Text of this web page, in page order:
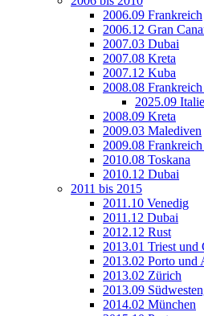
2006.09 Frankreich
2006.12 Gran
2007.03 Dubai
2007.08 Kreta
2007.12 Kuba
2008.08
2025.09
2008.09 Kreta
2009.03 Malediven
2009.08
2010.08 Toskana
2010.12 Dubai
2011 bis 2015
2011.10 Venedig
2011.12 Dubai
2012.12 Rust
2013.01 Triest und
2013.02 Porto und
2013.02 Zürich
2013.09
2014.02 München